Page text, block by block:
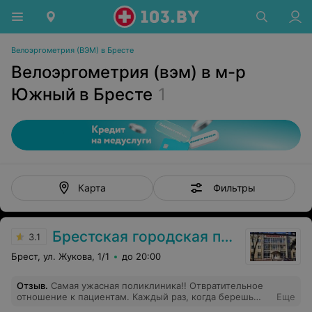
Велоэргометрия (ВЭМ) в Бресте
Велоэргометрия (вэм) в м-р
Южный в Бресте 1
Карта Фильтры
3.1 Брестская городская поликлиника №3
Брест, ул. Жукова, 1/1 до 20:00
Отзыв. Самая ужасная поликлиника!! Отвратительное
отношение к пациентам. Каждый раз, когда берешь
Еще